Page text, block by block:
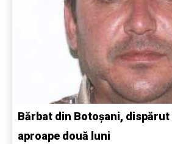
Bărbat din Botoșani,
aproape două luni